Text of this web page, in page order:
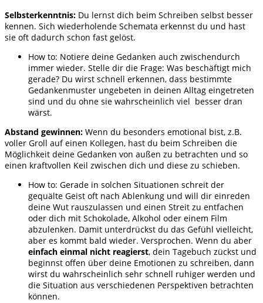
Selbsterkenntnis: Du lernst dich beim Schreiben selbst besser
kennen. Sich wiederholende Schemata erkennst du und hast
sie oft dadurch schon fast gelöst.
How to: Notiere deine Gedanken auch zwischendurch
immer wieder. Stelle dir die Frage: Was beschäftigt mich
gerade? Du wirst schnell erkennen, dass bestimmte
Gedankenmuster ungebeten in deinen Alltag eingetreten
sind und du ohne sie wahrscheinlich viel besser dran
wärst.
Abstand gewinnen: Wenn du besonders emotional bist, z.B.
voller Groll auf einen Kollegen, hast du beim Schreiben die
Möglichkeit deine Gedanken von außen zu betrachten und so
einen kraftvollen Keil zwischen dich und diese zu schieben.
How to: Gerade in solchen Situationen schreit der
gequälte Geist oft nach Ablenkung und will dir einreden
deine Wut rauszulassen und einen Streit zu entfachen
oder dich mit Schokolade, Alkohol oder einem Film
abzulenken. Damit unterdrückst du das Gefühl vielleicht,
aber es kommt bald wieder. Versprochen. Wenn du aber
einfach einmal nicht reagierst, dein Tagebuch zückst und
beginnst offen über deine Emotionen zu schreiben, dann
wirst du wahrscheinlich sehr schnell ruhiger werden und
die Situation aus verschiedenen Perspektiven betrachten
können.